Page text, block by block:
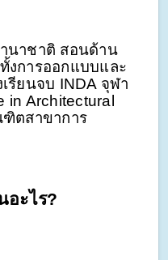
นาชาติ สอนด้าน
งการออกแบบและ
รียนจบ INDA จุฬา
in Architectural
ตสาขาการ
อะไร?